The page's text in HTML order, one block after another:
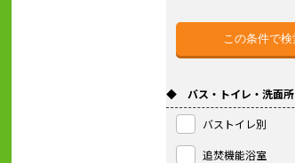
◆ バス・トイレ・洗面所
バストイレ別
追焚機能浴室